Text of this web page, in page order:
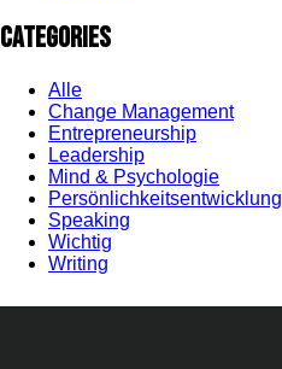
Categories
Alle
Change Management
Entrepreneurship
Leadership
Mind & Psychologie
Persönlichkeitsentwicklung
Speaking
Wichtig
Writing